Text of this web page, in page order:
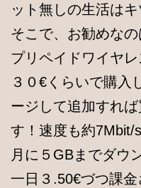
ット無しの生活はキ
そこで、お勧めな
プリペイドワイヤレ
３０€くらいで購入
ージして追加すれ
す！速度も約7Mbit/
月に５GBまでダウ
一日３.50€づつ課